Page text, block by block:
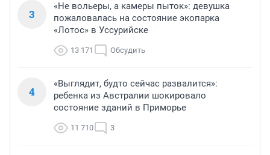
3
«Не вольеры, а камеры пыток»: девушка
пожаловалась на состояние экопарка
«Лотос» в Уссурийске
13 171 Обсудить
4
«Выглядит, будто сейчас развалится»:
ребенка из Австралии шокировало
состояние зданий в Приморье
11 710 3